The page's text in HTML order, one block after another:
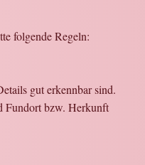
folgende Regeln:
gut erkennbar sind.
Fundort bzw. Herkunft